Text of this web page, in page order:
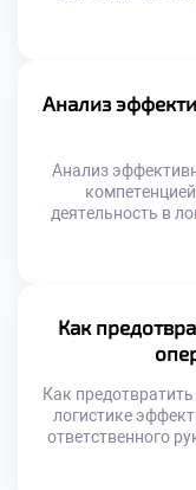
Грамотное
остается лишь
требует
Анализ
Анализ
деятельность в
выявить скрытые
системы
множеством
взгляд не
Как
Как
логистике
ответственного
бизнесу.